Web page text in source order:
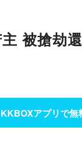
被搶劫
KKBOXアプリで無